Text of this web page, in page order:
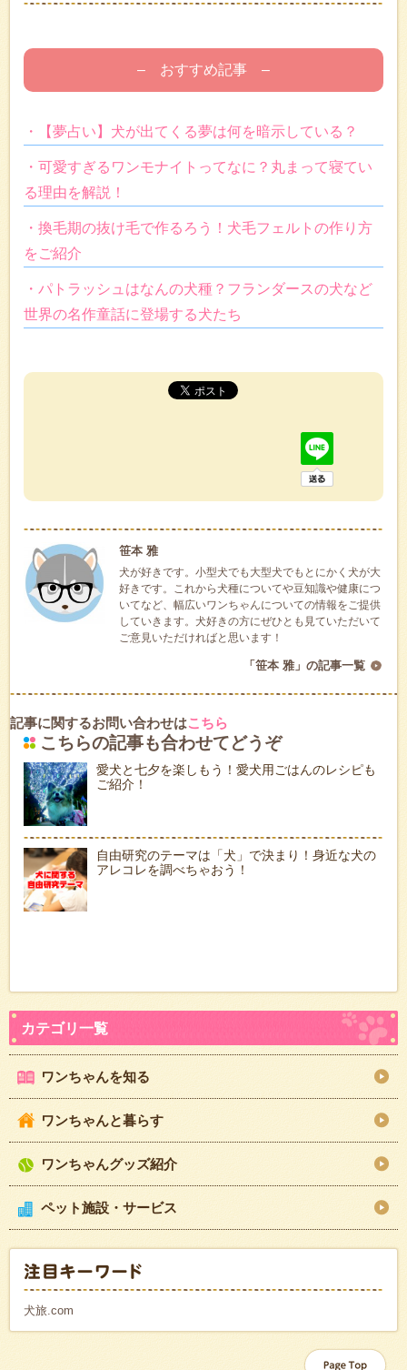
– おすすめ記事 –
・【夢占い】犬が出てくる夢は何を暗示している？
・可愛すぎるワンモナイトってなに？丸まって寝てい
る理由を解説！
・換毛期の抜け毛で作るろう！犬毛フェルトの作り方
をご紹介
・パトラッシュはなんの犬種？フランダースの犬など
世界の名作童話に登場する犬たち
笹本 雅
犬が好きです。小型犬でも大型犬でもとにかく犬が大
好きです。これから犬種についてや豆知識や健康につ
いてなど、幅広いワンちゃんについての情報をご提供
していきます。犬好きの方にぜひとも見ていただいて
ご意見いただければと思います！
「笹本 雅」の記事一覧
記事に関するお問い合わせはこちら
こちらの記事も合わせてどうぞ
愛犬と七夕を楽しもう！愛犬用ごはんのレシピも
ご紹介！
自由研究のテーマは「犬」で決まり！身近な犬の
アレコレを調べちゃおう！
ワンちゃんを知る
ワンちゃんと暮らす
ワンちゃんグッズ紹介
ペット施設・サービス
犬旅.com